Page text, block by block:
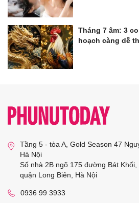
Tháng 7 âm: 3
hoạch càng dễ
Tầng 5 - tòa A, Gold Season 47
Hà Nội
Số nhà 2B ngõ 175 đường Bát
quận Long Biên, Hà Nội
0936 99 3933